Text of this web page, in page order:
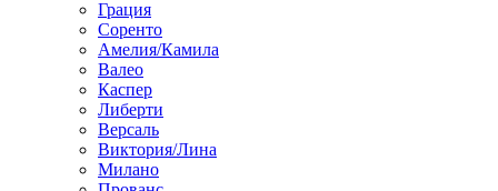
Грация
Соренто
Амелия/Камила
Валео
Каспер
Либерти
Версаль
Виктория/Лина
Милано